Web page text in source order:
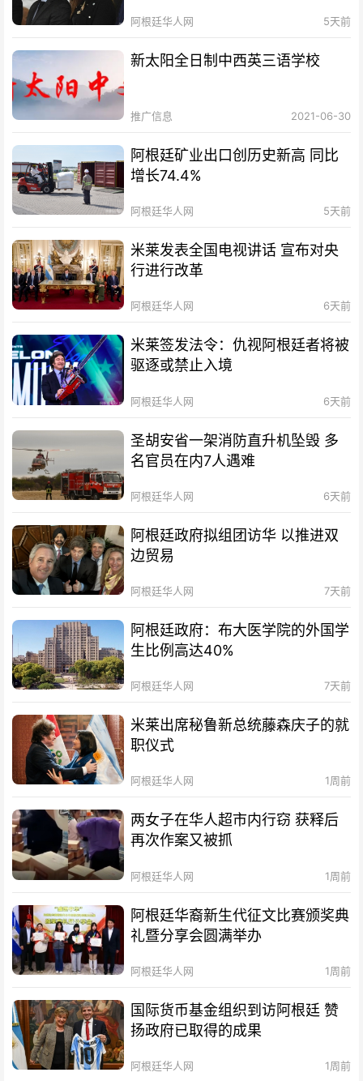
阿根廷华人网 5天前
新太阳全日制中西英三语学校
推广信息 2021-06-30
阿根廷矿业出口创历史新高 同比
增长74.4%
阿根廷华人网 5天前
米莱发表全国电视讲话 宣布对央
行进行改革
阿根廷华人网 6天前
米莱签发法令：仇视阿根廷者将被
驱逐或禁止入境
阿根廷华人网 6天前
圣胡安省一架消防直升机坠毁 多
名官员在内7人遇难
阿根廷华人网 6天前
阿根廷政府拟组团访华 以推进双
边贸易
阿根廷华人网 7天前
阿根廷政府：布大医学院的外国学
生比例高达40%
阿根廷华人网 7天前
米莱出席秘鲁新总统藤森庆子的就
职仪式
阿根廷华人网 1周前
两女子在华人超市内行窃 获释后
再次作案又被抓
阿根廷华人网 1周前
阿根廷华裔新生代征文比赛颁奖典
礼暨分享会圆满举办
阿根廷华人网 1周前
国际货币基金组织到访阿根廷 赞
扬政府已取得的成果
阿根廷华人网 1周前